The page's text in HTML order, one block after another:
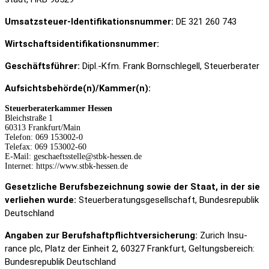
Umsatz­steuer-Iden­ti­fi­ka­ti­ons­nummer: DE 321 260 743
Wirt­schafts­iden­ti­fi­ka­ti­ons­nummer:
Geschäfts­führer: Dipl.-Kfm. Frank Born­schle­gell, Steuer­berater
Aufsichtsbehörde(n)/Kammer(n):
Steu­er­be­ra­ter­kammer Hessen
Bleich­straße 1
60313 Frankfurt/Main
Telefon: 069 153002-0
Telefax: 069 153002-60
E-Mail: geschaeftsstelle@stbk-hessen.de
Internet: https://www.stbk-hessen.de
Gesetz­liche Berufs­be­zeich­nung sowie der Staat, in der sie
verliehen wurde: Steuer­beratungs­gesellschaft, Bundes­re­pu­blik
Deutsch­land
Angaben zur Berufs­haft­pflicht­ver­si­che­rung: Zurich Insu­
rance plc, Platz der Einheit 2, 60327 Frank­furt, Geltungs­be­reich:
Bundes­re­pu­blik Deutsch­land